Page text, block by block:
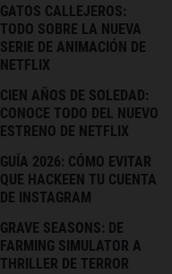
GATOS CALLEJEROS:
TODO SOBRE LA NUEVA
SERIE DE ANIMACIÓN DE
NETFLIX
CIEN AÑOS DE SOLEDAD:
CONOCE TODO DEL NUEVO
ESTRENO DE NETFLIX
GUÍA 2026: CÓMO EVITAR
QUE HACKEEN TU CUENTA
DE INSTAGRAM
GRAVE SEASONS: DE
FARMING SIMULATOR A
THRILLER DE TERROR